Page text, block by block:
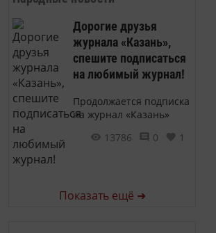
Дорогие друзья
журнала «Казань»,
спешите подписаться
на любимый журнал!
Продолжается подписка
на журнал «Казань»
13786
0 1
Показать ещё ➜